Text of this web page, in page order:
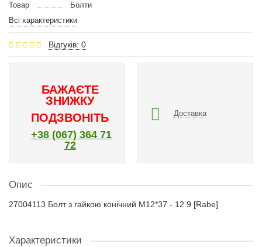
Товар
Болти
Всі характеристики
Відгуків: 0
БАЖАЄТЕ
ЗНИЖКУ
ПОДЗВОНІТЬ
+38 (067) 364 71
72
Доставка
Опис
27004113 Болт з гайкою конічний M12*37 - 12.9 [Rabe]
Характеристики